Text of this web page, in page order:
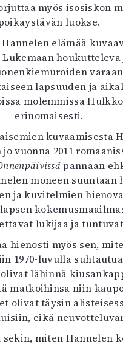
myös isosiskon
luokse.
elämää
lapsuuden ja
molemmissa
erinomaisesti.
kuvaamisesta
vuonna 2011
pannaan
moneen suuntaan
ja kuvitelmien
lukijaa ja
hienosti myös sen,
1970-luvulla
lähinnä
matkoihinsa niin
olivat täysin
eikä
sekin, miten Hannelen